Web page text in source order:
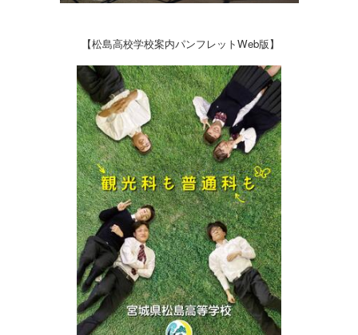
【松島高校学校案内パンフレットWeb版】